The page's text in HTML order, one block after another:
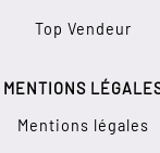
Top Vendeur
MENTIONS
Mentions légales